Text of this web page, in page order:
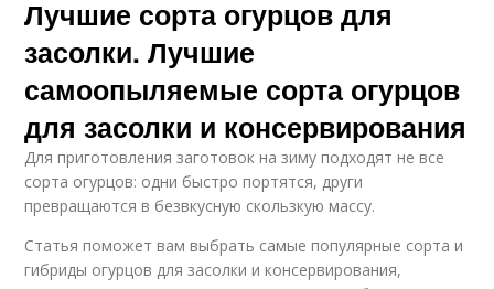
Лучшие сорта огурцов для
засолки. Лучшие
самоопыляемые сорта огурцов
для засолки и консервирования
Для приготовления заготовок на зиму подходят не все
сорта огурцов: одни быстро портятся, други
превращаются в безвкусную скользкую массу.
Статья поможет вам выбрать самые популярные сорта и
гибриды огурцов для засолки и консервирования,